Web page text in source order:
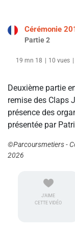
Cérémonie
Partie 2
19 mn 18 10 vues
Deuxième partie
remise des Claps
présence des
présentée par
©Parcoursmetiers -
2026
J'AIME
CETTE VIDÉO